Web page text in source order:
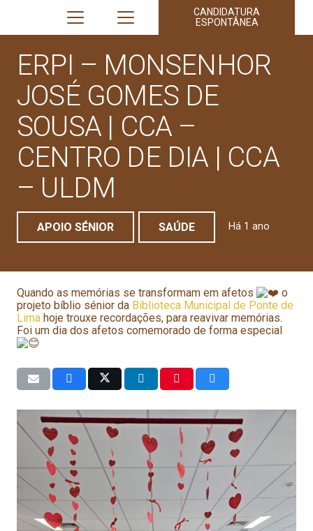
CANDIDATURA
ESPONTÂNEA
ERPI – MONSENHOR
JOSÉ GOMES DE
SOUSA | CCA –
CENTRO DE DIA | CCA
– ULDM
APOIO SÉNIOR SAÚDE Há 1 ano
Quando as memórias se transformam em afetos
o
projeto bíblio sénior da Biblioteca Municipal de Ponte de
Lima hoje trouxe recordações, para reavivar memórias.
Foi um dia dos afetos comemorado de forma especial